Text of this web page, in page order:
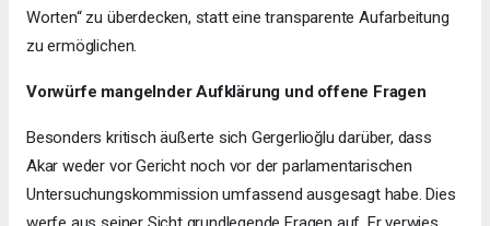
Worten“ zu überdecken, statt eine transparente Aufarbeitung
zu ermöglichen.
Vorwürfe mangelnder Aufklärung und offene Fragen
Besonders kritisch äußerte sich Gergerlioğlu darüber, dass
Akar weder vor Gericht noch vor der parlamentarischen
Untersuchungskommission umfassend ausgesagt habe. Dies